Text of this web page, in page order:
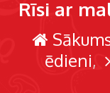
Rīsi ar
ēdieni